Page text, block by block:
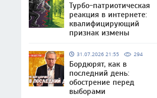
Турбо-патриотическая
реакция в интернете:
квалифицирующий
признак измены
31.07.2026 21:55 294
Бордюрят, как в
последний день:
обострение перед
выборами